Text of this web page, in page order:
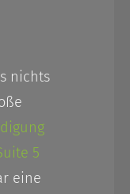
nichts
5
eine